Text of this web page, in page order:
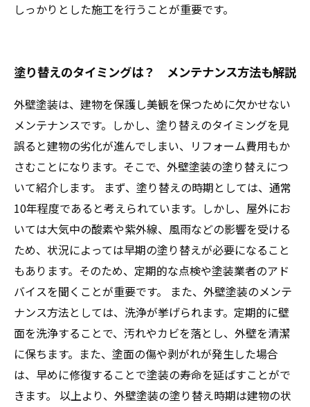
しっかりとした施工を行うことが重要です。
塗り替えのタイミングは？ メンテナンス方法も解説
外壁塗装は、建物を保護し美観を保つために欠かせない
メンテナンスです。しかし、塗り替えのタイミングを見
誤ると建物の劣化が進んでしまい、リフォーム費用もか
さむことになります。そこで、外壁塗装の塗り替えにつ
いて紹介します。 まず、塗り替えの時期としては、通常
10年程度であると考えられています。しかし、屋外にお
いては大気中の酸素や紫外線、風雨などの影響を受ける
ため、状況によっては早期の塗り替えが必要になること
もあります。そのため、定期的な点検や塗装業者のアド
バイスを聞くことが重要です。 また、外壁塗装のメンテ
ナンス方法としては、洗浄が挙げられます。定期的に壁
面を洗浄することで、汚れやカビを落とし、外壁を清潔
に保ちます。また、塗面の傷や剥がれが発生した場合
は、早めに修復することで塗装の寿命を延ばすことがで
きます。 以上より、外壁塗装の塗り替え時期は建物の状